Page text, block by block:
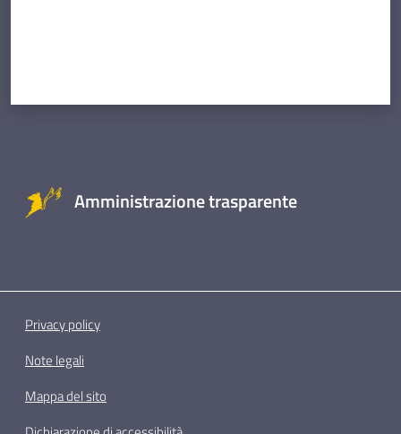
Amministrazione trasparente
Privacy policy
Note legali
Mappa del sito